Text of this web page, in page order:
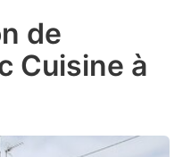
de
Cuisine à